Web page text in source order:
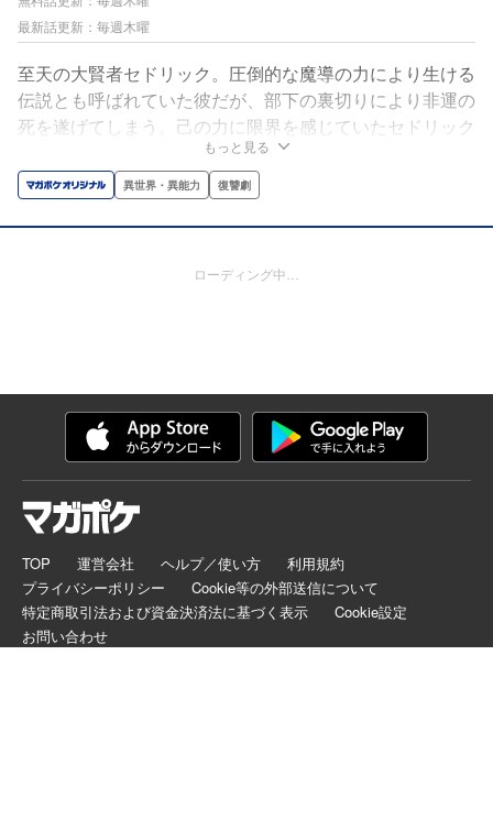
最新話更新：毎週木曜
至天の大賢者セドリック。圧倒的な魔導の力により生ける
伝説とも呼ばれていた彼だが、部下の裏切りにより非運の
死を遂げてしまう。己の力に限界を感じていたセドリック
は、転生の法理を使用して子どもからのやり直しを図る。
しかし、転生先はいじめられっ子の落ちこぼれ!?自らの命
を捧げてまでセドリックを呼び出した青年の為、最強の大
賢者の復讐劇が始まる!!
もっと見る
異世界・異能力 復讐劇
ローディング中…
TOP 運営会社 ヘルプ／使い方
利用規約
プライバシーポリシー
Cookie等の外部送信について
特定商取引法および資金決済法に基づく表示
Cookie設定
お問い合わせ